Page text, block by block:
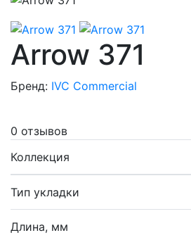
Arrow 371
Бренд: IVC Commercial
0 отзывов
Коллекция
Тип укладки
Длина, мм